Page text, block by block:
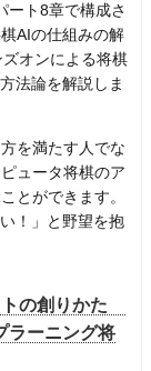
ート8章で構成さ
AIの仕組みの解
オンによる将棋
法論を解説しま
を満たす人でな
ュータ将棋のア
とができます。
！」と野望を抱
トの創りかた
ラーニング将